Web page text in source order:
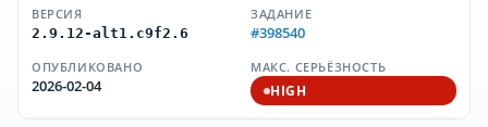
ВЕРСИЯ
2.9.12-alt1.c9f2.6
ЗАДАНИЕ
#398540
ОПУБЛИКОВАНО
2026-02-04
МАКС. СЕРЬЁЗНОСТЬ
HIGH